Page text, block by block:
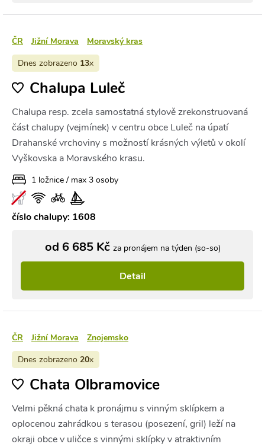
ČR Jižní Morava Moravský kras
Dnes zobrazeno 13x
Chalupa Luleč
Chalupa resp. zcela samostatná stylově zrekonstruovaná
část chalupy (vejmínek) v centru obce Luleč na úpatí
Drahanské vrchoviny s možností krásných výletů v okolí
Vyškovska a Moravského krasu.
1 ložnice / max 3 osoby
číslo chalupy: 1608
od 6 685 Kč za pronájem na týden (so-so)
Detail
ČR Jižní Morava Znojemsko
Dnes zobrazeno 20x
Chata Olbramovice
Velmi pěkná chata k pronájmu s vinným sklípkem a
oplocenou zahrádkou s terasou (posezení, gril) leží na
okraji obce v uličce s vinnými sklípky v atraktivním